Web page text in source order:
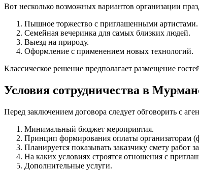
Вот несколько возможных вариантов организации
Пышное торжество с приглашенными артистами.
Семейная вечеринка для самых близких людей.
Выезд на природу.
Оформление с применением новых технологий.
Классическое решение предполагает размещение
Условия сотрудничества в
Перед заключением договора следует обговорить с
Минимальный бюджет мероприятия.
Принцип формирования оплаты организаторам
Планируется показывать заказчику смету работ
На каких условиях строятся отношения с
Дополнительные услуги.